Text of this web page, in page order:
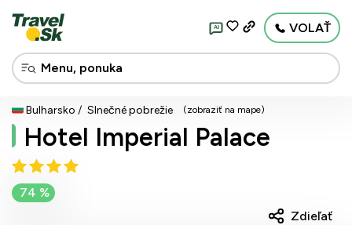
AI VOLAŤ
Bulharsko Slnečné pobrežie (zobraziť na mape)
Hotel Imperial Palace
74 %
Zdieľať